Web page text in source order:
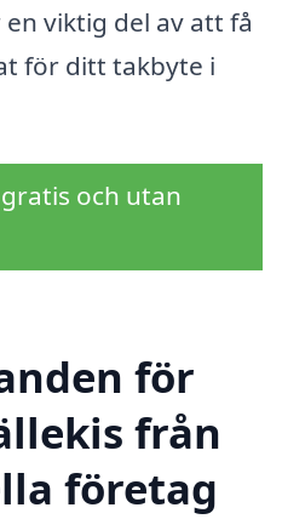
viktig del av att få
för ditt takbyte i
och utan
för
från
företag